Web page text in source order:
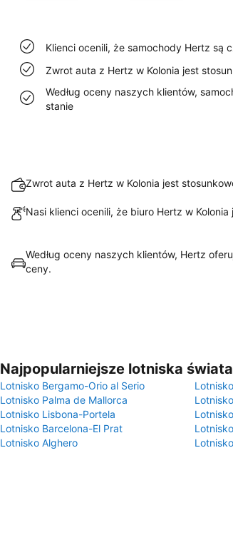
Klienci ocenili, że samochody Hertz są
Zwrot auta z Hertz w Kolonia jest
Według oceny naszych klientów,
stanie
Zwrot auta z Hertz w Kolonia jest
Nasi klienci ocenili, że biuro Hertz w Kolonia
Według oceny naszych klientów, Hertz
ceny.
Najpopularniejsze lotniska świata
Lotnisko Bergamo-Orio al Serio
Lotnisko Palma de Mallorca
Lotnisko Lisbona-Portela
Lotnisko Barcelona-El Prat
Lotnisko Alghero